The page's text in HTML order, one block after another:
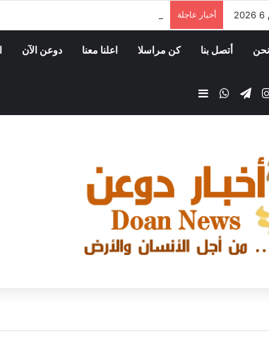
أخبار عاجلة
أتصل بنا كن مراسلا اعلنا معنا دوعن الآن